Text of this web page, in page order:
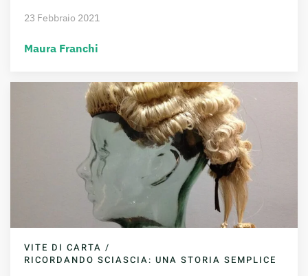
23 Febbraio 2021
Maura Franchi
VITE DI CARTA /
RICORDANDO SCIASCIA: UNA STORIA SEMPLICE